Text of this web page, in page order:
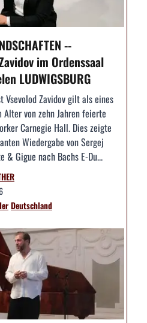
--
im Ordenssaal
LUDWIGSBURG
Vsevolod Zavidov gilt als eines
von zehn Jahren feierte
Carnegie Hall. Dies zeigte
Wiedergabe von Sergej
& Gigue nach Bachs E-Du...
Deutschland